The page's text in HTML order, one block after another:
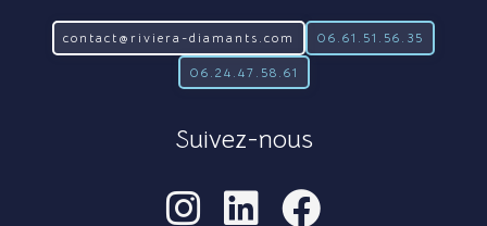
contact@riviera-diamants.com 06.61.51.56.35
06.24.47.58.61
Suivez-nous